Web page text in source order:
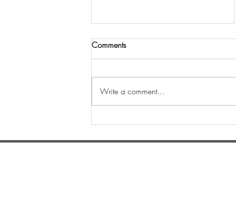
Шинийн 3-ны өдөр
боллоо
Comments
Write a comment...